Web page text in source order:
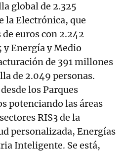
global de 2.325
la Electrónica, que
euros con 2.242
y Energía y Medio
de 391 millones
de 2.049 personas.
los Parques
potenciando las áreas
RIS3 de la
personalizada, Energías
Inteligente. Se está,